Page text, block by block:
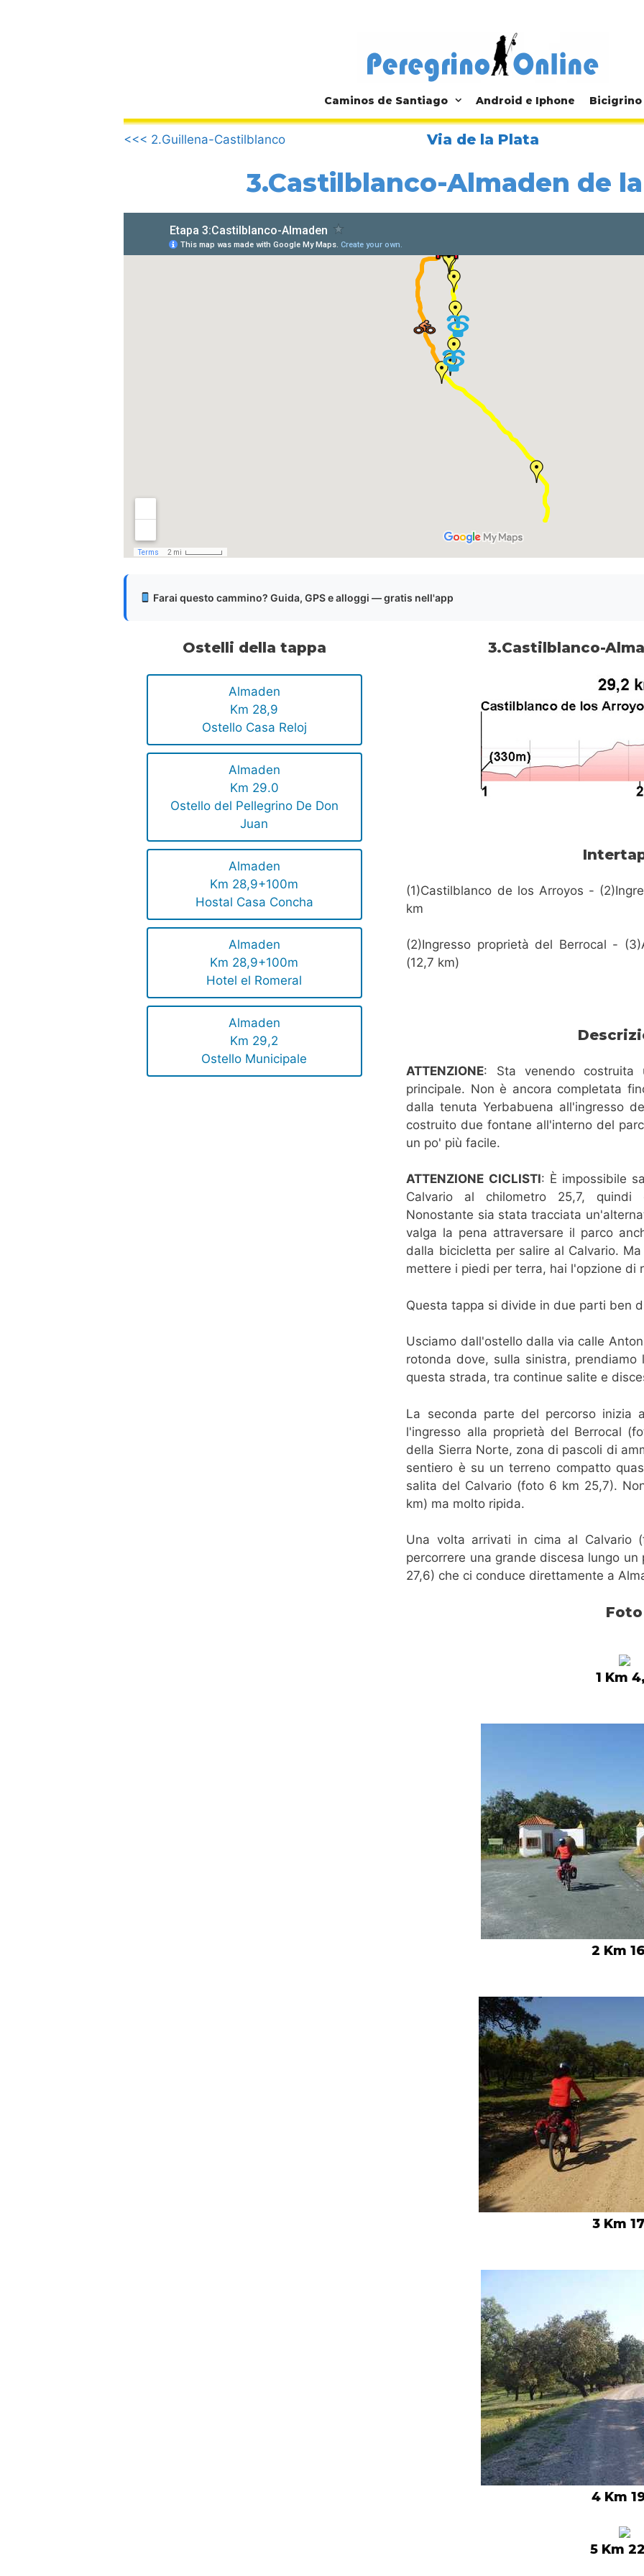
Caminos de Santiago Android e Iphone Bicigrino
.
<<< 2.Guillena-Castilblanco
Via de la Plata
3.Castilblanco-Almaden de
Farai questo cammino? Guida, GPS e alloggi — gratis nell'app
Ostelli della tappa
Almaden
Km 28,9
Ostello Casa Reloj
Almaden
Km 29.0
Ostello del Pellegrino De Don
Juan
Almaden
Km 28,9+100m
Hostal Casa Concha
Almaden
Km 28,9+100m
Hotel el Romeral
Almaden
Km 29,2
Ostello Municipale
3.Castilblanco-
(1)Castilblanco de los Arroyos -
km
(2)Ingresso proprietà del Berrocal -
(12,7 km)
ATTENZIONE: Sta venendo costruita
principale. Non è ancora completata
dalla tenuta Yerbabuena all'ingresso
costruito due fontane all'interno del
un po' più facile.
ATTENZIONE CICLISTI: È impossibile
Calvario al chilometro 25,7, quindi
Nonostante sia stata tracciata
valga la pena attraversare il parco
dalla bicicletta per salire al Calvario.
mettere i piedi per terra, hai l'opzione di
Questa tappa si divide in due parti ben
Usciamo dall'ostello dalla via calle
rotonda dove, sulla sinistra,
questa strada, tra continue salite e
La seconda parte del percorso inizia
l'ingresso alla proprietà del Berrocal
della Sierra Norte, zona di pascoli di
sentiero è su un terreno compatto
salita del Calvario (foto 6 km 25,7).
km) ma molto ripida.
Una volta arrivati in cima al Calvario
percorrere una grande discesa lungo
27,6) che ci conduce direttamente a
Foto
1 Km
2 Km
3 Km
4 Km
5 Km